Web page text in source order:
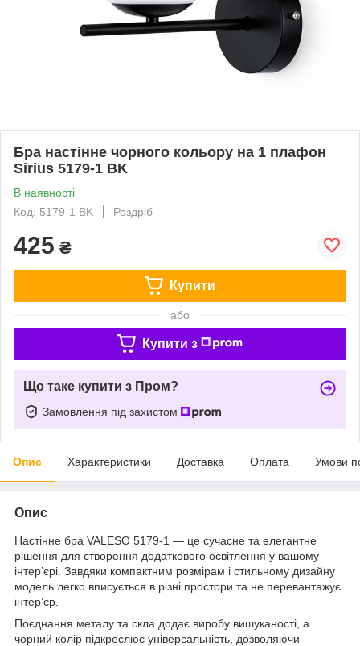
Бра настінне чорного кольору на 1 плафон
Sirius 5179-1 BK
В наявності
Код: 5179-1 BK
Роздріб
425 ₴
Купити
або
Купити з
Що таке купити з Пром?
Замовлення під захистом
Опис Характеристики Доставка Оплата Умови
Опис
Настінне бра VALESO 5179-1 — це сучасне та елегантне
рішення для створення додаткового освітлення у вашому
інтер’єрі. Завдяки компактним розмірам і стильному дизайну
модель легко вписується в різні простори та не перевантажує
інтер’єр.
Поєднання металу та скла додає виробу вишуканості, а
чорний колір підкреслює універсальність, дозволяючи